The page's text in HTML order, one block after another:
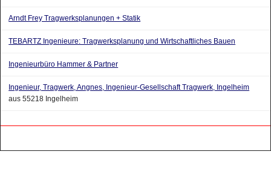
Arndt Frey Tragwerksplanungen + Statik
TEBARTZ Ingenieure: Tragwerksplanung und Wirtschaftliches Bauen
Ingenieurbüro Hammer & Partner
Ingenieur, Tragwerk, Angnes, Ingenieur-Gesellschaft Tragwerk, Ingelheim
aus 55218 Ingelheim